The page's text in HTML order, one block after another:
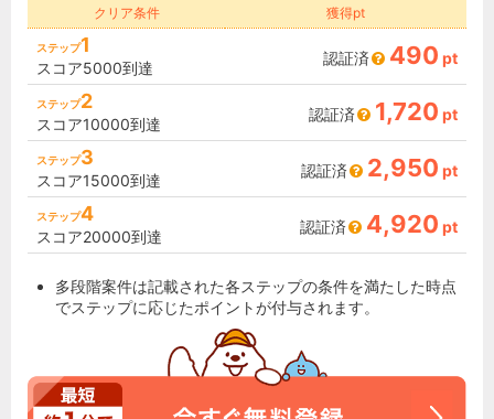
クリア条件 獲得pt
ステップ1
スコア5000到達
認証済 490 pt
ステップ2
スコア10000到達
認証済 1,720 pt
ステップ3
スコア15000到達
認証済 2,950 pt
ステップ4
スコア20000到達
認証済 4,920 pt
多段階案件は記載された各ステップの条件を満たした時点
でステップに応じたポイントが付与されます。